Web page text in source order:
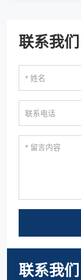
联系我们
联系我们